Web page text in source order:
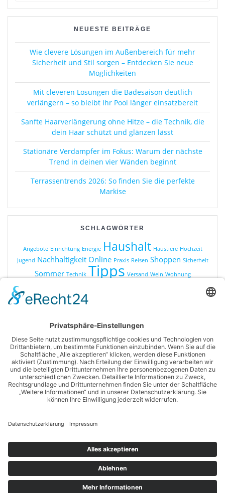
NEUESTE BEITRÄGE
Wie clevere Lösungen im Außenbereich für mehr
Sicherheit und Stil sorgen – Entdecken Sie neue
Möglichkeiten
Mit cleveren Lösungen die Badesaison deutlich
verlängern – so bleibt Ihr Pool länger einsatzbereit
Sanfte Haarverlängerung ohne Hitze – die Technik, die
dein Haar schützt und glänzen lässt
Stationäre Verdampfer im Fokus: Warum der nächste
Trend in deinen vier Wänden beginnt
Terrassentrends 2026: So finden Sie die perfekte
Markise
SCHLAGWÖRTER
Angebote Einrichtung Energie Haushalt Haustiere Hochzeit
Jugend Nachhaltigkeit Online Praxis Reisen Shoppen Sicherheit
Sommer Technik Tipps Versand Wein Wohnung
Online Shopping
Produkte
Ratgeber
Sonstiges
© 2026 Shopping for you. WordPress mit dem
Theme